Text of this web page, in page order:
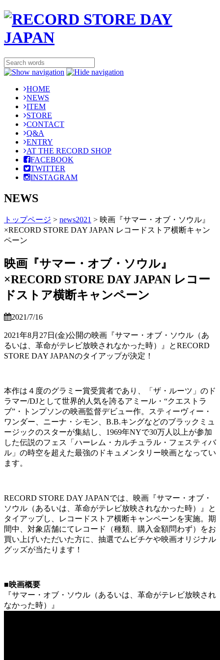
HOME
NEWS
ITEM
STORE
CONTACT
Q&A
ENTRY
AT THE RECORD SHOP
FACEBOOK
TWITTER
INSTAGRAM
NEWS
トップページ > news2021 > 映画『サマー・オブ・ソウル』
×RECORD STORE DAY JAPAN レコードストア横断キャン
ペーン
映画『サマー・オブ・ソウル』
×RECORD STORE DAY JAPAN レコー
ドストア横断キャンペーン
2021/7/16
2021年8月27日(金)公開の映画『サマー・オブ・ソウル（あ
るいは、革命がテレビ放映されなかった時）』とRECORD
STORE DAY JAPANのタイアップが決定！
本作は４度のグラミー賞受賞者であり、「ザ・ルーツ」のド
ラマー/DJとして世界的人気を誇るアミール・“クエストラ
ブ”・トンプソンの映画監督デビュー作。スティーヴィー・
ワンダー、ニーナ・シモン、B.B.キングなどのブラックミュ
ージックのスターが集結し、1969年NYで30万人以上が参加
した伝説のフェス「ハーレム・カルチュラル・フェスティバ
ル」の時空を超えた最強のドキュメンタリー映画となってい
ます。
RECORD STORE DAY JAPANでは、映画『サマー・オブ・
ソウル（あるいは、革命がテレビ放映されなかった時）』と
タイアップし、レコードストア横断キャンペーンを実施。期
間中、対象店舗にてレコード（種類、購入金額問わず）をお
買い上げいただいた方に、抽選でムビチケや映画オリジナル
グッズが当たります！
■映画概要
『サマー・オブ・ソウル（あるいは、革命がテレビ放映され
なかった時）』